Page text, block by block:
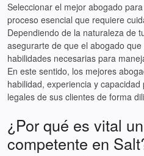
Seleccionar el mejor abogado
proceso esencial que requiere
Dependiendo de la naturaleza de
asegurarte de que el abogado
habilidades necesarias para
En este sentido, los mejores
habilidad, experiencia y
legales de sus clientes de forma
¿Por qué es vital
competente en